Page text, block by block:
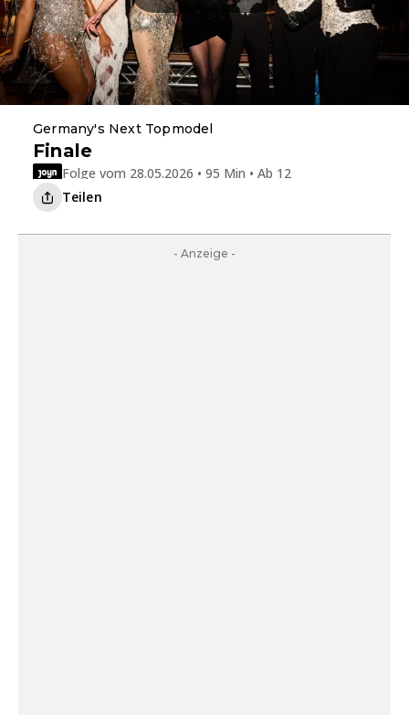
Germany's Next Topmodel
Finale
Folge vom 28.05.2026 • 95 Min • Ab 12
Teilen
- Anzeige -